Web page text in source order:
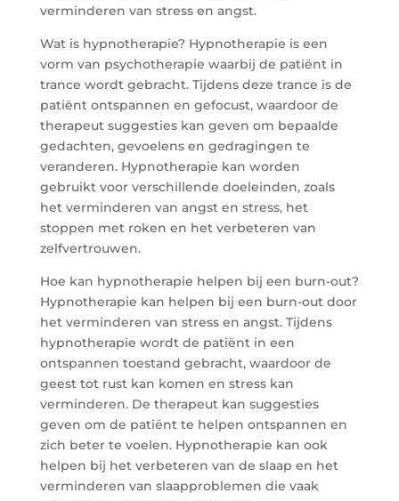
verminderen van stress en angst.
Wat is hypnotherapie? Hypnotherapie is een
vorm van psychotherapie waarbij de patiënt in
trance wordt gebracht. Tijdens deze trance is de
patiënt ontspannen en gefocust, waardoor de
therapeut suggesties kan geven om bepaalde
gedachten, gevoelens en gedragingen te
veranderen. Hypnotherapie kan worden
gebruikt voor verschillende doeleinden, zoals
het verminderen van angst en stress, het
stoppen met roken en het verbeteren van
zelfvertrouwen.
Hoe kan hypnotherapie helpen bij een burn-out?
Hypnotherapie kan helpen bij een burn-out door
het verminderen van stress en angst. Tijdens
hypnotherapie wordt de patiënt in een
ontspannen toestand gebracht, waardoor de
geest tot rust kan komen en stress kan
verminderen. De therapeut kan suggesties
geven om de patiënt te helpen ontspannen en
zich beter te voelen. Hypnotherapie kan ook
helpen bij het verbeteren van de slaap en het
verminderen van slaapproblemen die vaak